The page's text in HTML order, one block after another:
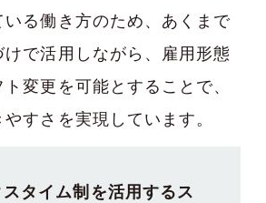
いる働き方のため、あくまで
で活用しながら、雇用形態
変更を可能とすることで、
すさを実現しています。
スタイム制を活用するス